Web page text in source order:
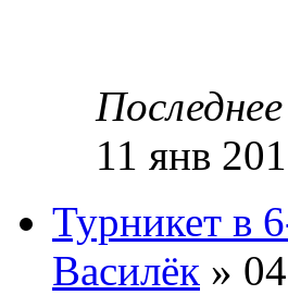
11 янв
Турникет в
Василёк »